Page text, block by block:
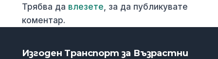
Трябва да влезете , за да публикувате
коментар.
Изгоден Транспорт за Възрастни